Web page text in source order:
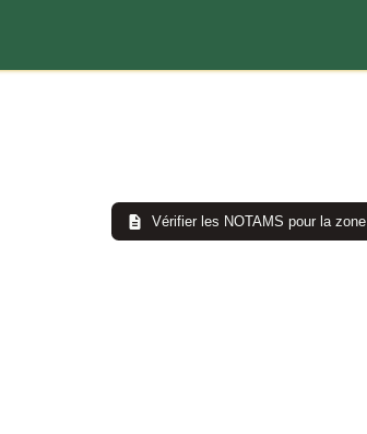
Vérifier les NOTAMS pour la zone